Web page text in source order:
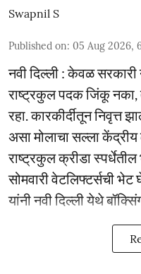
Swapnil S
Published on: 05 Aug 2026,
नवी दिल्ली : केवळ सरकारी
राष्ट्रकुल पदक जिंकू नका,
रहा. कारकीर्दीतून निवृत्त
असा मोलाचा सल्ला
राष्ट्रकुल क्रीडा स्पर्धेतील
सोमवारी वेटलिफ्टर्सची भेट
यांनी नवी दिल्ली येथे